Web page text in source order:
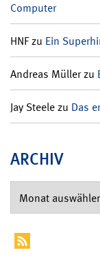
Computer
HNFzu Ein
Andreas Müllerzu
Jay Steelezu Das
ARCHIV